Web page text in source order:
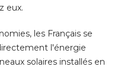
eux.
les Français se
l'énergie
solaires installés en